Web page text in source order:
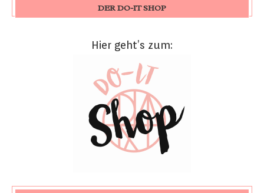
DER DO-IT SHOP
Hier geht’s zum: